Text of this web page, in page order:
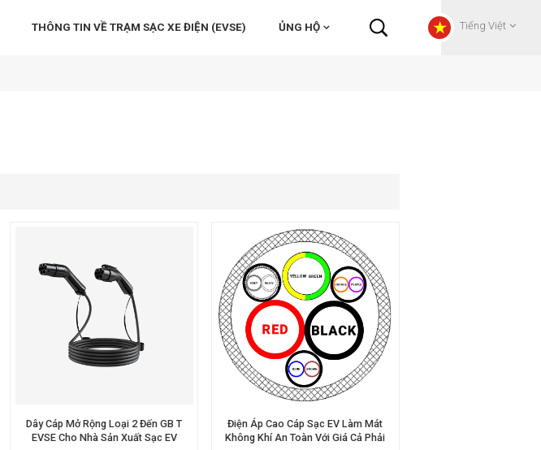
THÔNG TIN VỀ TRẠM SẠC XE ĐIỆN (EVSE) ỦNG HỘ Tiếng Việt
Dây Cáp Mở Rộng Loại 2 Đến GB T
EVSE Cho Nhà Sản Xuất Sạc EV
Điện Áp Cao Cáp Sạc EV Làm Mát
Không Khí An Toàn Với Giá Cả Phải